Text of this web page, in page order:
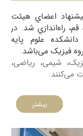
پايه در سال ۱۳۸۰ به پيشنهاد اعضاي هيئت
راه‌اندازي شد. در
علوم پايه
فیزیک می‌باشد.
شیمی، ریاضی،
می‌کنند.​
بیشتر